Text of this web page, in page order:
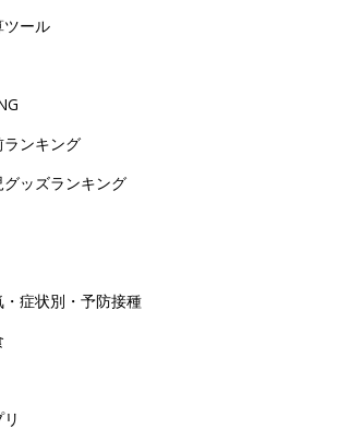
ツール
ンキング
ッズランキング
症状別・予防接種